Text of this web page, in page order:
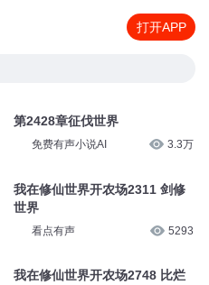
打开APP
第2428章征伐世界
免费有声小说AI 3.3万
我在修仙世界开农场2311 剑修
世界
看点有声 5293
我在修仙世界开农场2748 比烂